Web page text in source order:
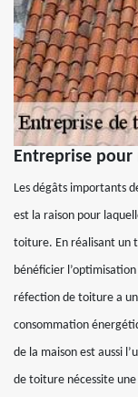
Entreprise
Les dégâts importants
est la raison pour
toiture. En réalisant un
bénéficier
réfection de toiture a
consommation
de la maison est aussi
de toiture nécessite